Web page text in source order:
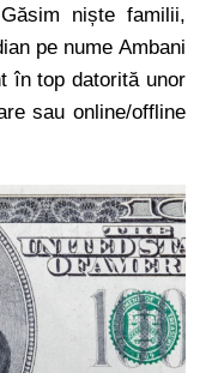
niște familii,
pe nume Ambani
în top datorită unor
sau online/offline